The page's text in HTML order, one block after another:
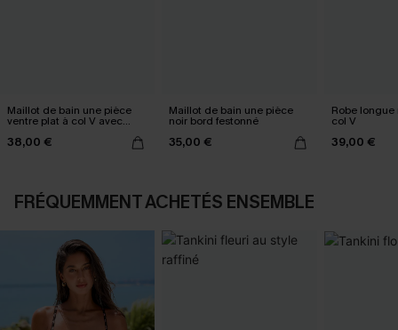
Maillot de bain une pièce
ventre plat à col V avec
Mesh power
38,00 €
Maillot de bain une pièce
noir bord festonné
35,00 €
Robe longue
col V
39,00 €
FRÉQUEMMENT ACHETÉS ENSEMBLE